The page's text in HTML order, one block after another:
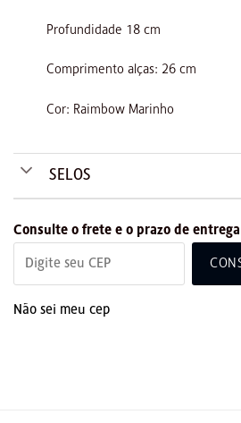
Profundidade 18 cm
Comprimento alças: 26 cm
Cor: Raimbow Marinho
SELOS
Consulte o frete e o prazo de
Não sei meu cep